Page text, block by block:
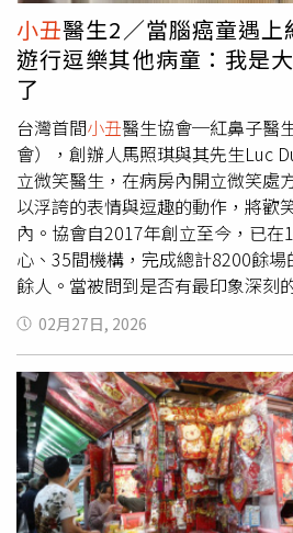
琪笑著說，「很常啊」，有時候有
好，不想看表演，「那也沒關係，
好你下禮拜就會有心情了啊」，更
病房大門的那瞬間，才能感知到孩
此，但也有小絕招能化解，Luc分享
事先與院方溝通，因此會大概得知
意事項，從而去設計表演，如果是
瞬間衝過去和孩子玩，可以以2個
拉近與孩子間的距離。針對不同年
應對方式，Luc指出，如果今天要
就可能需改成以音樂與顏色為重的
存在感，吸引他們的注意力，引
青少年們，那就不能讓他們覺得「
個由小丑創造出來的世界；若是病
他們產生共鳴，可能是以符合他們
裝、旗袍，去喚醒他們心中的長期
重要的莫過於觀察病人反應，適時
前訓練外，全仰賴經驗累積，「小
衡，一種藝術表演與傾聽的平衡」
意台下觀眾反應，而創辦人Luc也
周志龍攝）看著學員們不斷的練習
一旁仔細觀看，並適時給予建議，
不能讓情緒降下來，維持情緒能量
要有明確領導，每一個人都在表演
位，清楚知道自己「現在在幹嘛」
表演生動有趣。一上午的課程結束
們的訪問，當被問到什麼樣的表演
呢？Luc和馬照琪表示，「你有沒
心？大家有沒有一起玩得很開心？
個人的生命可以是8年也可以是80
有其價值在，重要的是如何在這
感，怎麼樣豐富人生，去發揮最大的
在，便是告訴那些在低潮的人們，
讚他們的價值。學員們在受訓過程
角色定位、各司其職，才能完成一
龍攝）只是帶來歡笑的小丑醫生背
力，在安寧病房中的表演，最殘酷
到的小朋友，下週可能就再也不會
能勝任。而紅鼻子關懷小丑協會也
小丑醫生2／當腦癌童遇
遊行逗樂其他病童：我是
了
台灣首間小丑醫生協會─紅鼻子醫
會），創辦人馬照琪與其先生Luc
立微笑醫生，在病房內開立微笑處
以浮誇的表情與逗趣的動作，將歡
內。協會自2017年創立至今，已在
心、35間機構，完成總計8200餘
餘人。當被問到是否有最印象深刻
瞬間就浮現出那個罹患腦癌的6歲
玻璃，紅鼻子醫生也能和在隔離病
表演，帶來歡笑。（圖／紅鼻子關
葉道煌2016年時確診腦幹惡性腫
表演、熱愛畫畫的小男孩，患病後
3個月腦幹就遭到腫瘤嚴重壓迫，
體協調都因此受到影響，嚴重影響
再也無法正常上學玩耍，就連原本
也拿不穩畫筆。2016年，在一次前
02月27日, 2026